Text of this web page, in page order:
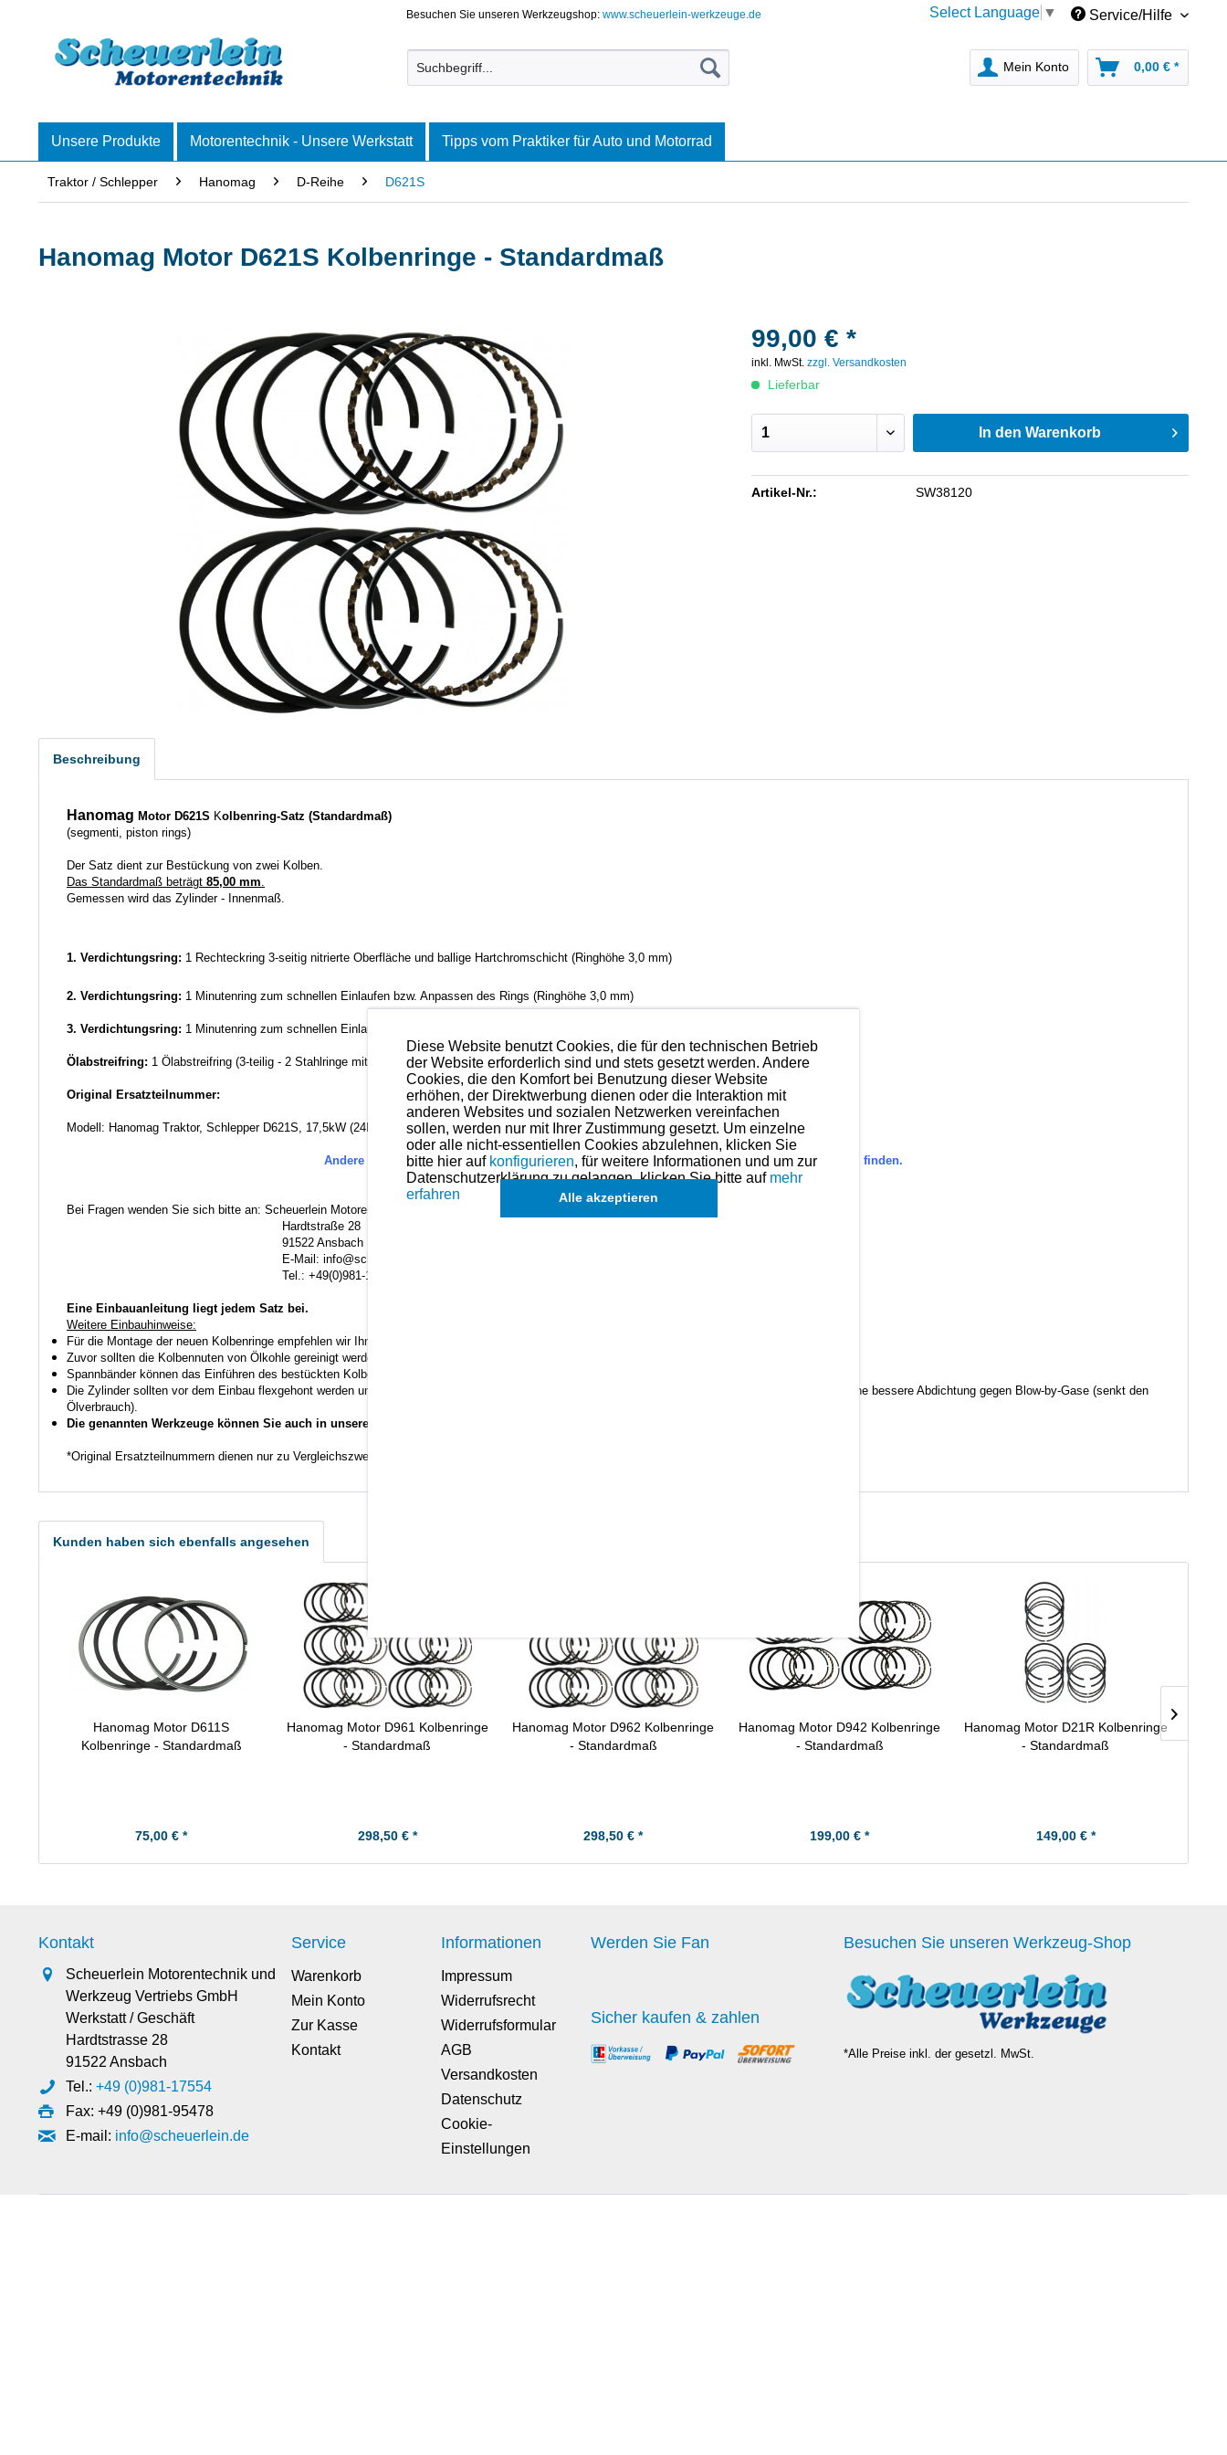
Besuchen Sie unseren Werkzeugshop:www.scheuerlein-werkzeuge.de Select Language ▼ Service/Hilfe
Mein Konto 0,00 € *
Unsere Produkte Motorentechnik - Unsere Werkstatt Tipps vom Praktiker für Auto und Motorrad
Traktor / Schlepper Hanomag D-Reihe D621S
Hanomag Motor D621S Kolbenringe - Standardmaß
99,00 € *
inkl. MwSt.zzgl. Versandkosten
Lieferbar
In den Warenkorb
Artikel-Nr.: SW38120
Beschreibung
Hanomag Motor D621S Kolbenring-Satz (Standardmaß)
(segmenti, piston rings)
Der Satz dient zur Bestückung von zwei Kolben.
Das Standardmaß beträgt 85,00 mm.
Gemessen wird das Zylinder - Innenmaß.
1. Verdichtungsring: 1 Rechteckring 3-seitig nitrierte Oberfläche und ballige Hartchromschicht (Ringhöhe 3,0 mm)
2. Verdichtungsring: 1 Minutenring zum schnellen Einlaufen bzw. Anpassen des Rings (Ringhöhe 3,0 mm)
3. Verdichtungsring: 1 Minutenring zum schnellen Einlaufen bzw. Anpassen des Rings
Ölabstreifring: 1 Ölabstreifring (3-teilig - 2 Stahlringe mit hartverchromter Lauffläche - 1 Spannring) (Ringhöhe 5,0 mm)
Original Ersatzteilnummer:
Modell: Hanomag Traktor, Schlepper D621S, 17,5kW (24PS)
Andere Ersatzteile für dieses Modell sind (falls vorhanden) in der übergeordneten Kategorie zu finden.
Es können in Ausnahmefällen aucheinzelne Ringeangefragt werden.
Bei Fragen wenden Sie sich bitte an: Scheuerlein Motorentechnik
Hardtstraße 28
91522 Ansbach
E-Mail: info@scheuerlein.de
Tel.: +49(0)981-17554
Eine Einbauanleitung liegt jedem Satz bei.
Weitere Einbauhinweise:
Für die Montage der neuen Kolbenringe empfehlen wir Ihnen eine Kolbenringzange zu verwenden.
Zuvor sollten die Kolbennuten von Ölkohle gereinigt werden auch hierfür gibt es ein Werkzeug.
Spannbänder können das Einführen des bestückten Kolbens in den Zylinder erleichtern.
Die Zylinder sollten vor dem Einbau flexgehont werden um den Kreuzschliff wieder einzubringen. Dies ermöglicht eine bessere Ölhaftung und somit eine bessere Abdichtung gegen Blow-by-Gase (senkt den
Ölverbrauch).
Die genannten Werkzeuge können Sie auch in unserem Shop finden.
*Original Ersatzteilnummern dienen nur zu Vergleichszwecken.
Kunden haben sich ebenfalls angesehen
Hanomag Motor D611S
Kolbenringe - Standardmaß
75,00 € *
Hanomag Motor D961 Kolbenringe
- Standardmaß
298,50 € *
Hanomag Motor D962 Kolbenringe
- Standardmaß
298,50 € *
Hanomag Motor D942 Kolbenringe
- Standardmaß
199,00 € *
Hanomag Motor D21R Kolbenringe
- Standardmaß
149,00 € *
Kontakt
Scheuerlein Motorentechnik und
Werkzeug Vertriebs GmbH
Werkstatt / Geschäft
Hardtstrasse 28
91522 Ansbach
Tel.: +49 (0)981-17554
Fax: +49 (0)981-95478
E-mail: info@scheuerlein.de
Service
Warenkorb
Mein Konto
Zur Kasse
Kontakt
Informationen
Impressum
Widerrufsrecht
Widerrufsformular
AGB
Versandkosten
Datenschutz
Cookie-
Einstellungen
Werden Sie Fan
Sicher kaufen & zahlen
Besuchen Sie unseren Werkzeug-Shop
*Alle Preise inkl. der gesetzl. MwSt.
Diese Website benutzt Cookies, die für den technischen Betrieb
der Website erforderlich sind und stets gesetzt werden. Andere
Cookies, die den Komfort bei Benutzung dieser Website
erhöhen, der Direktwerbung dienen oder die Interaktion mit
anderen Websites und sozialen Netzwerken vereinfachen
sollen, werden nur mit Ihrer Zustimmung gesetzt. Um einzelne
oder alle nicht-essentiellen Cookies abzulehnen, klicken Sie
bitte hier auf konfigurieren, für weitere Informationen und um zur
Datenschutzerklärung zu gelangen, klicken Sie bitte auf mehr
erfahren
Alle akzeptieren